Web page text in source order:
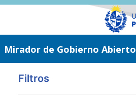
Saltar
Mirador de Gobierno Abierto
Filtros